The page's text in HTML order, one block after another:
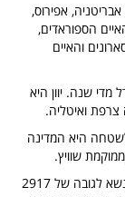
אבריטניה, אפירוס,
הספוראדים,
והאיים
מדי שנה. יוון היא
צרפת ואיטליה.
לשטחה היא המדינה
שוויץ.
- הנקודה הגבוהה ביותר ביוון הוא הר האולימפוס, המתנשא לגובה של 2917